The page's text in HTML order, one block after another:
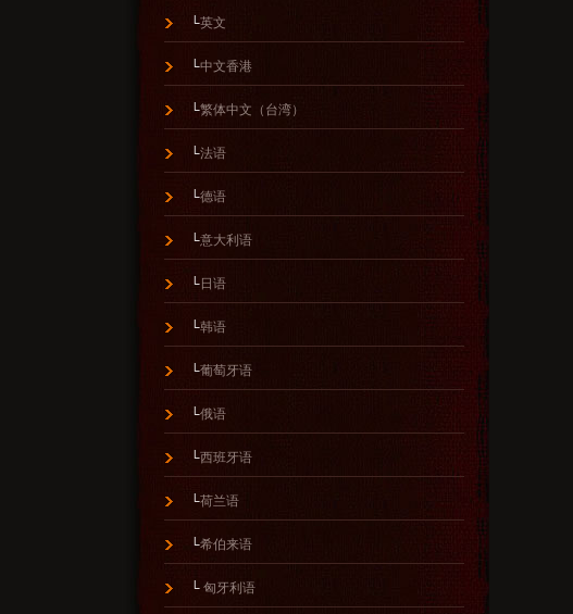
└英文
└中文香港
└繁体中文（台湾）
└法语
└德语
└意大利语
└ 日语
└韩语
└葡萄牙语
└俄语
└西班牙语
└荷兰语
└希伯来语
└ 匈牙利语